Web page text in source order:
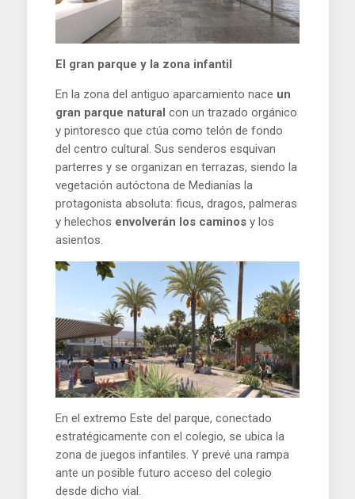
El gran parque y la zona infantil
En la zona del antiguo aparcamiento nace un
gran parque natural con un trazado orgánico
y pintoresco que ctúa como telón de fondo
del centro cultural. Sus senderos esquivan
parterres y se organizan en terrazas, siendo la
vegetación autóctona de Medianías la
protagonista absoluta: ficus, dragos, palmeras
y helechos envolverán los caminosy los
asientos.
En el extremo Este del parque, conectado
estratégicamente con el colegio, se ubica la
zona de juegos infantiles. Y prevé una rampa
ante un posible futuro acceso del colegio
desde dicho vial.